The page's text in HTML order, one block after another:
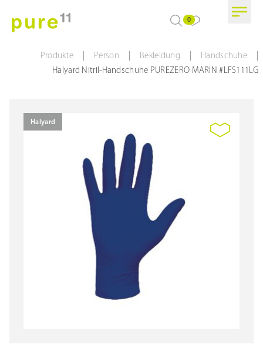
0
Produkte Person Bekleidung Handschuhe
Halyard Nitril-Handschuhe PUREZERO MARIN #LFS111LG
Halyard